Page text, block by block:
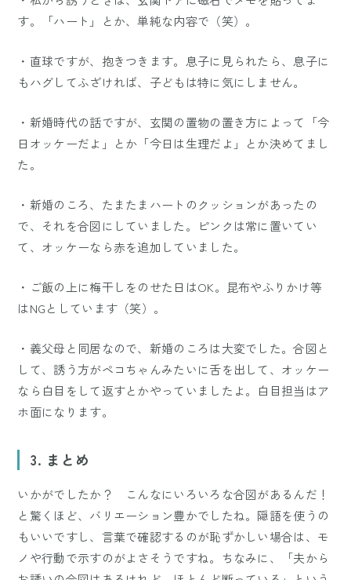
す。「ハート」とか、単純な内容で（笑）。
・直球ですが、抱きつきます。息子に見られたら、息子に
もハグしてふざければ、子どもは特に気にしません。
・新婚時代の話ですが、玄関の置物の置き方によって「今
日オッケーだよ」とか「今日は生理だよ」とか決めてまし
た。
・新婚のころ、たまたまハートのクッションがあったの
で、それを合図にしていました。ピンクは常に置いてい
て、オッケーなら赤を追加していました。
・ご飯の上に梅干しをのせた日はOK。昆布やふりかけ等
はNGとしています（笑）。
・義父母と同居なので、新婚のころは大変でした。合図と
して、誘う方がペコちゃんみたいに舌を出して、オッケー
なら白目をして返すとかやっていましたよ。白目担当はア
ホ面になります。
3. まとめ
いかがでしたか？ こんなにいろいろな合図があるんだ！
と驚くほど、バリエーション豊かでしたね。隠語を使うの
もいいですし、言葉で確認するのが恥ずかしい場合は、モ
ノや行動で示すのがよさそうですね。ちなみに、「夫から